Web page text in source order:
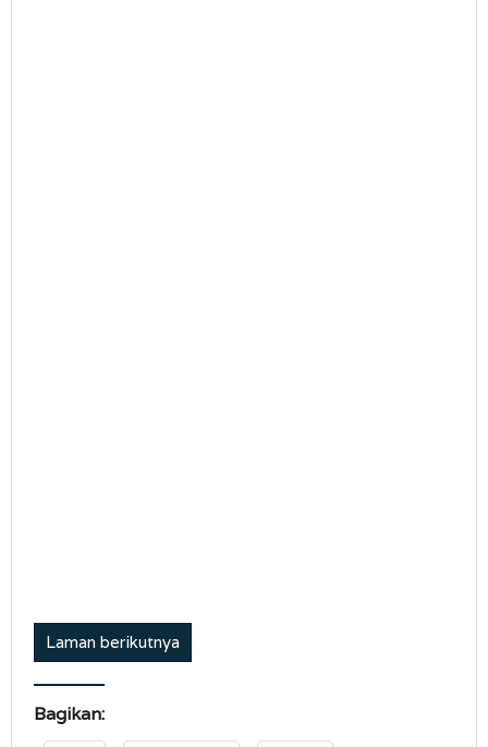
Laman berikutnya
Bagikan: